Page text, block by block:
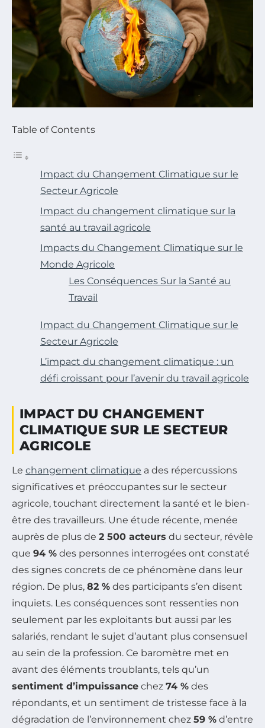
Table of Contents
Impact du Changement Climatique sur le
Secteur Agricole
Impact du changement climatique sur la
santé au travail agricole
Impacts du Changement Climatique sur le
Monde Agricole
Les Conséquences Sur la Santé au
Travail
Impact du Changement Climatique sur le
Secteur Agricole
L’impact du changement climatique : un
défi croissant pour l’avenir du travail agricole
IMPACT DU CHANGEMENT
CLIMATIQUE SUR LE SECTEUR
AGRICOLE
Le changement climatique a des répercussions
significatives et préoccupantes sur le secteur
agricole, touchant directement la santé et le bien-
être des travailleurs. Une étude récente, menée
auprès de plus de 2 500 acteurs du secteur, révèle
que 94 % des personnes interrogées ont constaté
des signes concrets de ce phénomène dans leur
région. De plus, 82 % des participants s’en disent
inquiets. Les conséquences sont ressenties non
seulement par les exploitants but aussi par les
salariés, rendant le sujet d’autant plus consensuel
au sein de la profession. Ce baromètre met en
avant des éléments troublants, tels qu’un
sentiment d’impuissance chez 74 % des
répondants, et un sentiment de tristesse face à la
dégradation de l’environnement chez 59 % d’entre